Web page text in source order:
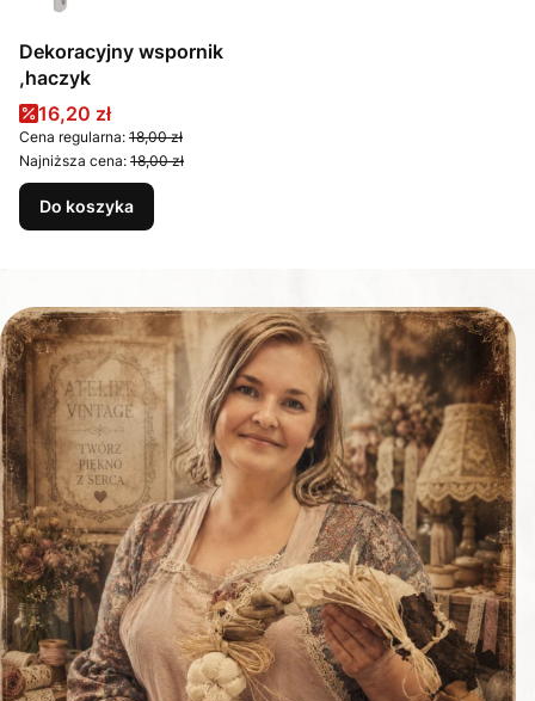
Dekoracyjny wspornik
,haczyk
Cena promocyjna
16,20 zł
Cena regularna: 18,00 zł
Najniższa cena: 18,00 zł
Do koszyka